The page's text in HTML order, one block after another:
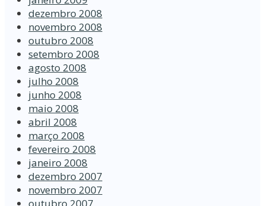
dezembro 2008
novembro 2008
outubro 2008
setembro 2008
agosto 2008
julho 2008
junho 2008
maio 2008
abril 2008
março 2008
fevereiro 2008
janeiro 2008
dezembro 2007
novembro 2007